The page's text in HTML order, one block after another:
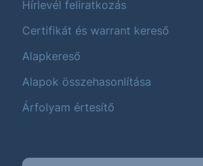
Hírlevél feliratkozás
Certifikát és warrant kereső
Alapkereső
Alapok összehasonlítása
Árfolyam értesítő